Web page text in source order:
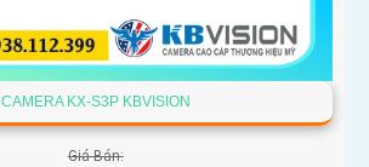
CAMERA KX-S3P KBVISION
Giá Bán: